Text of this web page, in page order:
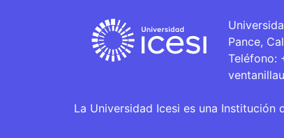
Pance,
Teléfono:
La Universidad Icesi es una Institución